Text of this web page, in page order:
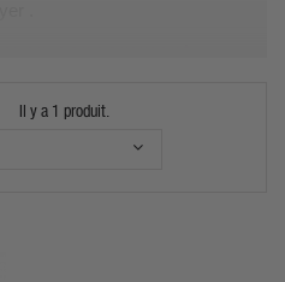
en consommant
et change de saveur
et notre savoir-faire en
de notre boutique en ligne de
Il y a 1 produit.